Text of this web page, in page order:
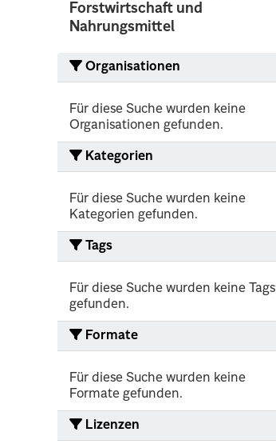
Forstwirtschaft und
Nahrungsmittel
Organisationen
Für diese Suche wurden keine
Organisationen gefunden.
Kategorien
Für diese Suche wurden keine
Kategorien gefunden.
Tags
Für diese Suche wurden keine Tags
gefunden.
Formate
Für diese Suche wurden keine
Formate gefunden.
Lizenzen